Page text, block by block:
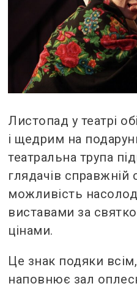
Листопад у театрі
і щедрим на
театральна трупа
глядачів
можливість
виставами за
цінами.
Це знак подяки
наповнює зал